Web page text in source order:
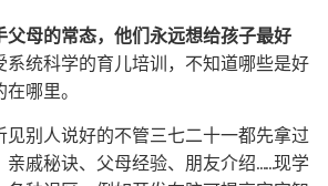
父母的常态，他们永远想给孩子最好
系统科学的育儿培训，不知道哪些是好
哪里。
见别人说好的不管三七二十一都先拿过
亲戚秘诀、父母经验、朋友介绍……现学